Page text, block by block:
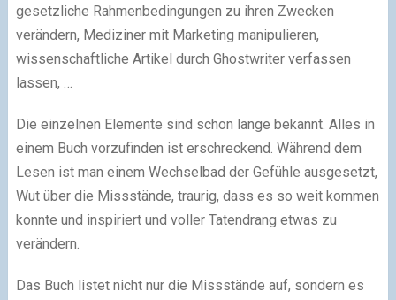
gesetzliche Rahmenbedingungen zu ihren Zwecken
verändern, Mediziner mit Marketing manipulieren,
wissenschaftliche Artikel durch Ghostwriter verfassen
lassen, …
Die einzelnen Elemente sind schon lange bekannt. Alles in
einem Buch vorzufinden ist erschreckend. Während dem
Lesen ist man einem Wechselbad der Gefühle ausgesetzt,
Wut über die Missstände, traurig, dass es so weit kommen
konnte und inspiriert und voller Tatendrang etwas zu
verändern.
Das Buch listet nicht nur die Missstände auf, sondern es